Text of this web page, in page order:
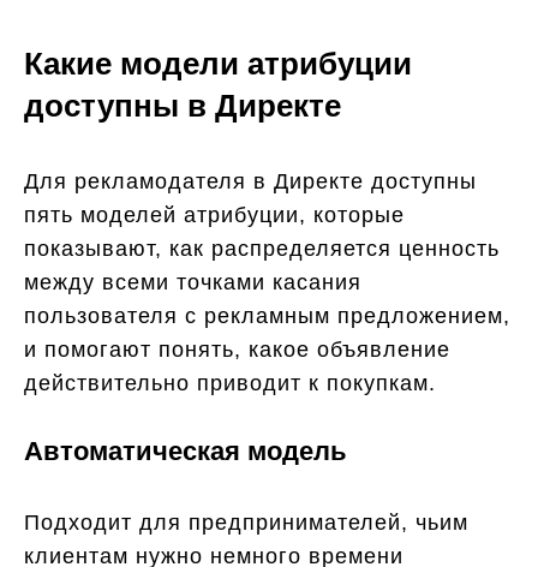
Какие модели атрибуции
доступны в Директе
Для рекламодателя в Директе доступны
пять моделей атрибуции, которые
показывают, как распределяется ценность
между всеми точками касания
пользователя с рекламным предложением,
и помогают понять, какое объявление
действительно приводит к покупкам.
Автоматическая модель
Подходит для предпринимателей, чьим
клиентам нужно немного времени